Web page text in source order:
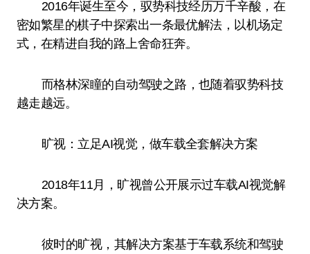
2016年诞生至今，驭势科技经历万千辛酸，在
密如繁星的棋子中探索出一条最优解法，以机场定
式，在精进自我的路上舍命狂奔。
而格林深瞳的自动驾驶之路，也随着驭势科技
越走越远。
旷视：立足AI视觉，做车载全套解决方案
2018年11月，旷视曾公开展示过车载AI视觉解
决方案。
彼时的旷视，其解决方案基于车载系统和驾驶